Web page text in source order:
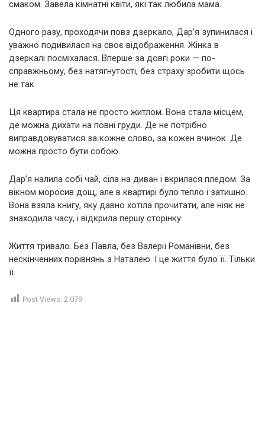
смаком. Завела кімнатні квіти, які так любила мама.
Одного разу, проходячи повз дзеркало, Дар’я зупинилася і
уважно подивилася на своє відображення. Жінка в
дзеркалі посміхалася. Вперше за довгі роки — по-
справжньому, без натягнутості, без страху зробити щось
не так.
Ця квартира стала не просто житлом. Вона стала місцем,
де можна дихати на повні груди. Де не потрібно
виправдовуватися за кожне слово, за кожен вчинок. Де
можна просто бути собою.
Дар’я налила собі чай, сіла на диван і вкрилася пледом. За
вікном моросив дощ, але в квартирі було тепло і затишно.
Вона взяла книгу, яку давно хотіла прочитати, але ніяк не
знаходила часу, і відкрила першу сторінку.
Життя тривало. Без Павла, без Валерії Романівни, без
нескінченних порівнянь з Наталею. І це життя було її. Тільки
її.
Post Views: 2 079